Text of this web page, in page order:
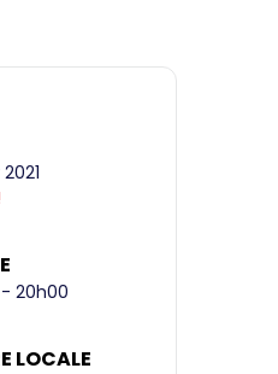
20h00
LOCALE